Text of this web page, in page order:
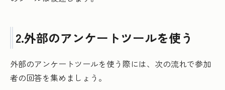
2.外部のアンケートツールを使う
外部のアンケートツールを使う際には、次の流れで参加
者の回答を集めましょう。